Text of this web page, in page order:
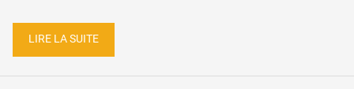
LIRE LA SUITE